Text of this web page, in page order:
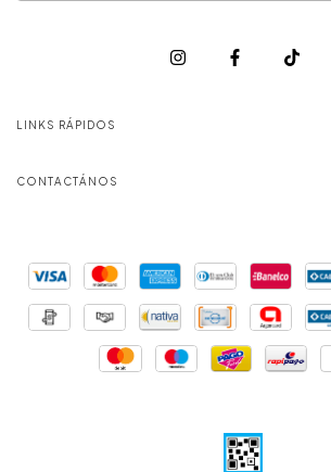
LINKS RÁPIDOS
CONTACTÁNOS